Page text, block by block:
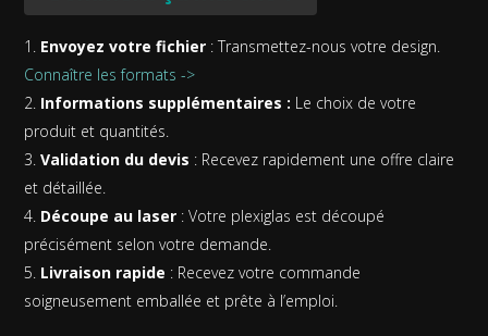
Envoyez votre fichier : Transmettez-nous votre design.
Connaître les formats ->
Informations supplémentaires : Le choix de votre
produit et quantités.
Validation du devis : Recevez rapidement une offre claire
et détaillée.
Découpe au laser : Votre plexiglas est découpé
précisément selon votre demande.
Livraison rapide : Recevez votre commande
soigneusement emballée et prête à l’emploi.